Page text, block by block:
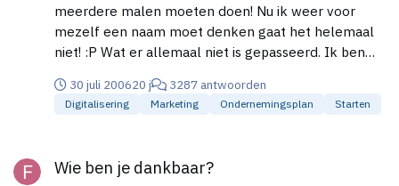
meerdere malen moeten doen! Nu ik weer voor
mezelf een naam moet denken gaat het helemaal
niet! :P Wat er allemaal niet is gepasseerd. Ik ben
het opzetten van die zaak en die dus een objectieve
kijk erop hebben mij aan een naam konden helpen.
30 juli 200620 j 3287 antwoorden
Digitalisering Marketing Ondernemingsplan Starten
Wie ben je dankbaar?